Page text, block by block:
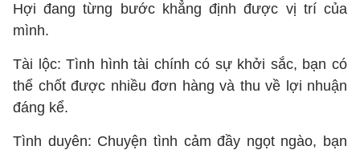
Hợi đang từng bước khẳng định được vị trí của
mình.
Tài lộc: Tình hình tài chính có sự khởi sắc, bạn có
thể chốt được nhiều đơn hàng và thu về lợi nhuận
đáng kể.
Tình duyên: Chuyện tình cảm đầy ngọt ngào, bạn